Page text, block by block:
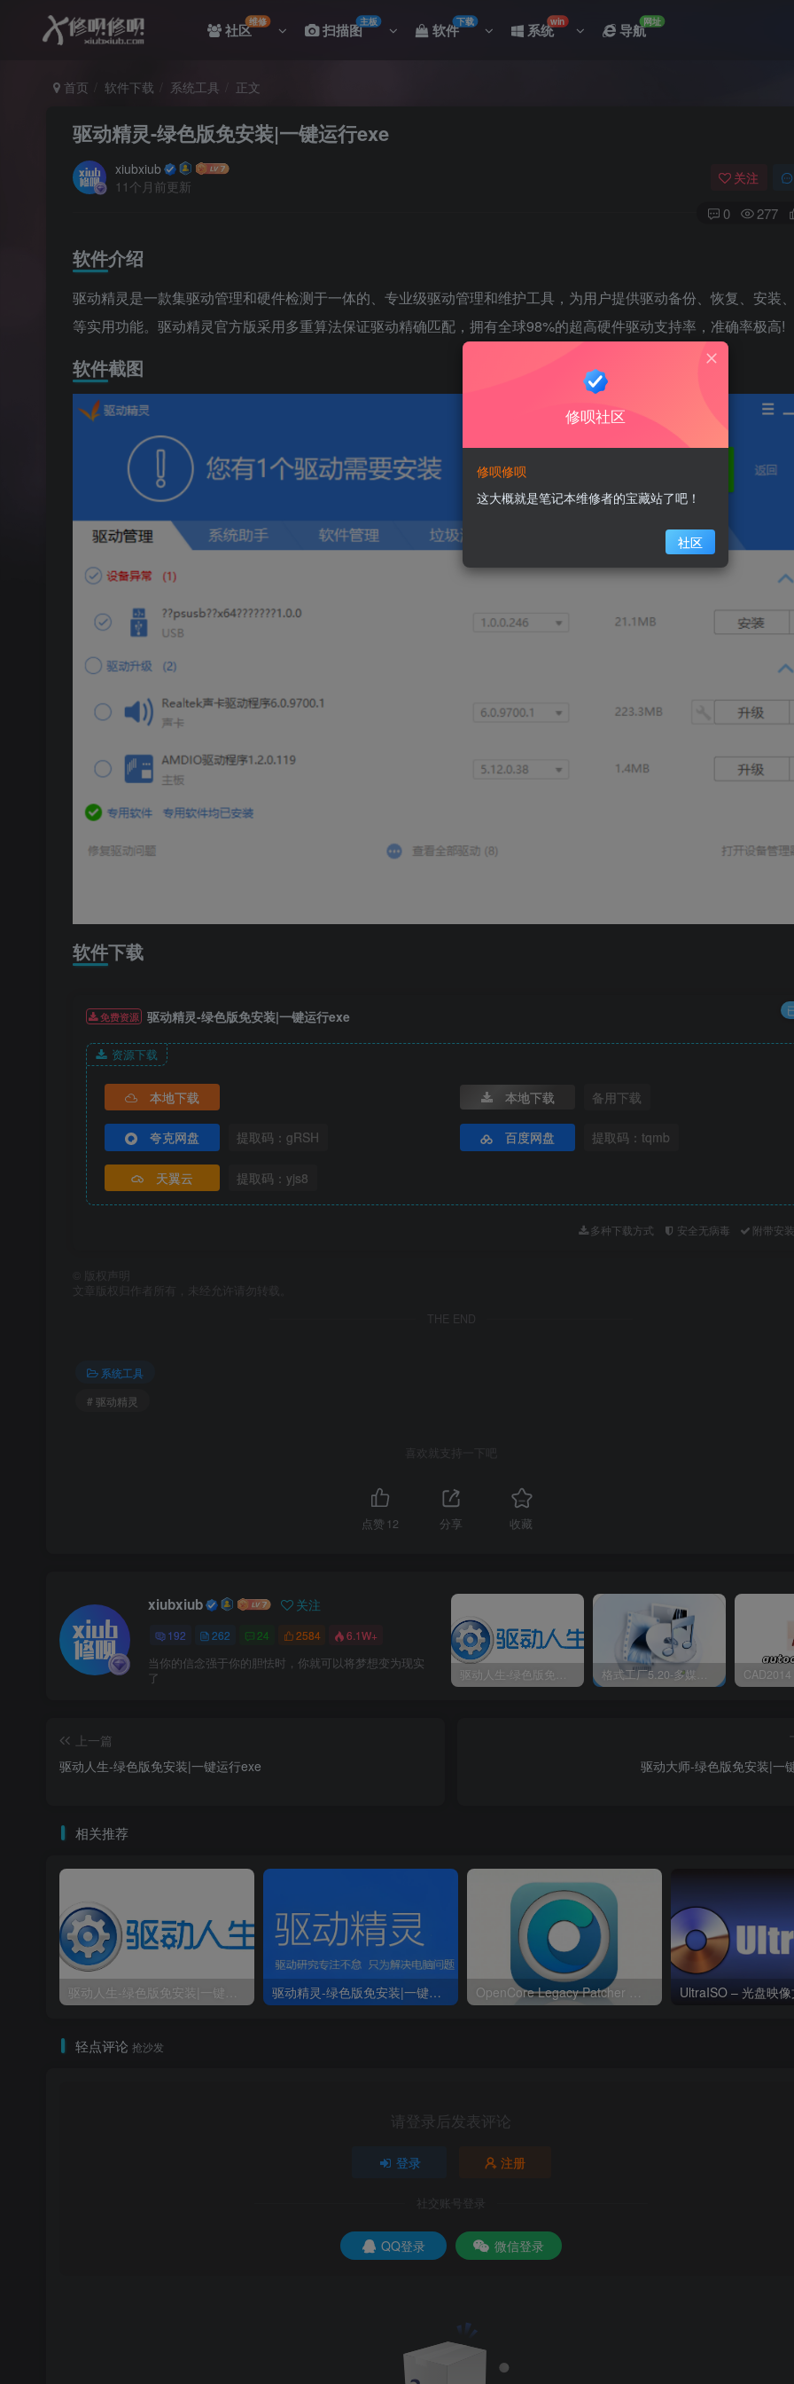
社区维修 扫描图主板 软件下载 系统win 导航网址
首页 软件下载 系统工具 正文
驱动精灵-绿色版免安装|一键运行exe
xiubxiub
11个月前更新
关注
0 277
软件介绍
驱动精灵是一款集驱动管理和硬件检测于一体的、专业级驱动管理和维护工具，为用户提供驱动备份、恢复、安装
等实用功能。驱动精灵官方版采用多重算法保证驱动精确匹配，拥有全球98%的超高硬件驱动支持率，准确率极高!
软件截图
软件下载
免费资源 驱动精灵-绿色版免安装|一键运行exe
资源下载
本地下载 本地下载 备用下载
夸克网盘 提取码：gRSH 百度网盘 提取码：tqmb
天翼云 提取码：yjs8
多种下载方式 安全无病毒 附带安
版权声明
文章版权归作者所有，未经允许请勿转载。
THE END
系统工具
# 驱动精灵
喜欢就支持一下吧
点赞 12 分享 收藏
xiubxiub 关注
192 262 24 2584 6.1W+
当你的信念强于你的胆怯时，你就可以将梦想变为现实
了
驱动人生-绿色版免安装|一键运行exe 格式工厂5.20-多媒体格式转换工具|免安装绿色版
上一篇
驱动人生-绿色版免安装|一键运行exe
驱动大师-绿色版免安装|一
相关推荐
驱动精灵-绿色版免安装|一键运行exe
轻点评论 抢沙发
请登录后发表评论
登录 注册
社交账号登录
QQ登录 微信登录
修呗社区
修呗修呗
这大概就是笔记本维修者的宝藏站了吧！
社区